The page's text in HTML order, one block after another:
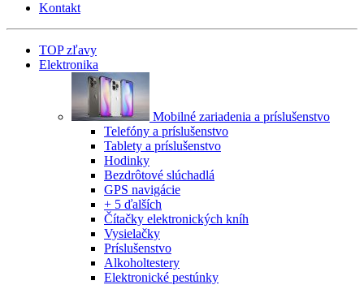
Kontakt
TOP zľavy
Elektronika
Mobilné zariadenia a príslušenstvo
Telefóny a príslušenstvo
Tablety a príslušenstvo
Hodinky
Bezdrôtové slúchadlá
GPS navigácie
+ 5 ďalších
Čítačky elektronických kníh
Vysielačky
Príslušenstvo
Alkoholtestery
Elektronické pestúnky